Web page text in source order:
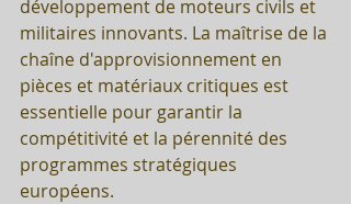
développement de moteurs civils et
militaires innovants. La maîtrise de la
chaîne d'approvisionnement en
pièces et matériaux critiques est
essentielle pour garantir la
compétitivité et la pérennité des
programmes stratégiques
européens.